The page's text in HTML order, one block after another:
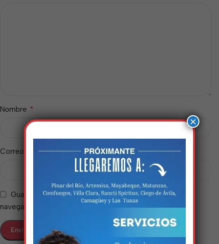
Nombre *
Correo electrónico*
Guarda mi nombre, correo electrónico y web en este
navegador para la próxima vez que comente.
×
Estamos trabalhando
nisso!
Em breve, esta página estará